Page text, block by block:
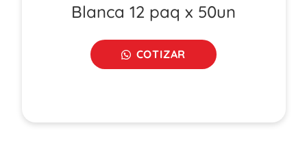
Blanca 12 paq x 50un
COTIZAR